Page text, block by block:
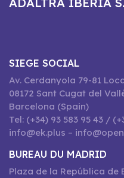
SIEGE SOCIAL
Av. Cerdanyola 79-81
08172 Sant Cugat del
Barcelona (Spain)
Tel: (+34) 93 583 95 43 /
info@ek.plus –
BUREAU DU MADRID
Plaza de la República de